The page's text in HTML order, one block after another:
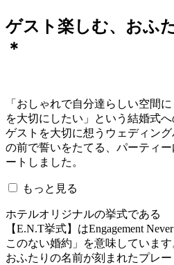
ゲスト楽しむ、おふ
＊
「おしゃれで自分達らしい空間
を大切にしたい」という結婚式
ゲストを大切に想うウェディン
の前で誓いをたてる、パーティ
ートしました。
もっと見る
ホテルオリジナルの挙式である
【E.N.T挙式】はEngagement
このない婚約」を意味しています
おふたりの名前が刻まれたプレ